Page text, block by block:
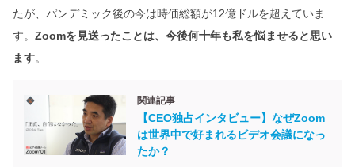
たが、パンデミック後の今は時価総額が12億ドルを超えていま
す。 Zoomを見送ったことは、今後何十年も私を悩ませると思い
ます。
関連記事
【CEO独占インタビュー】なぜZoom
は世界中で好まれるビデオ会議になっ
たか？